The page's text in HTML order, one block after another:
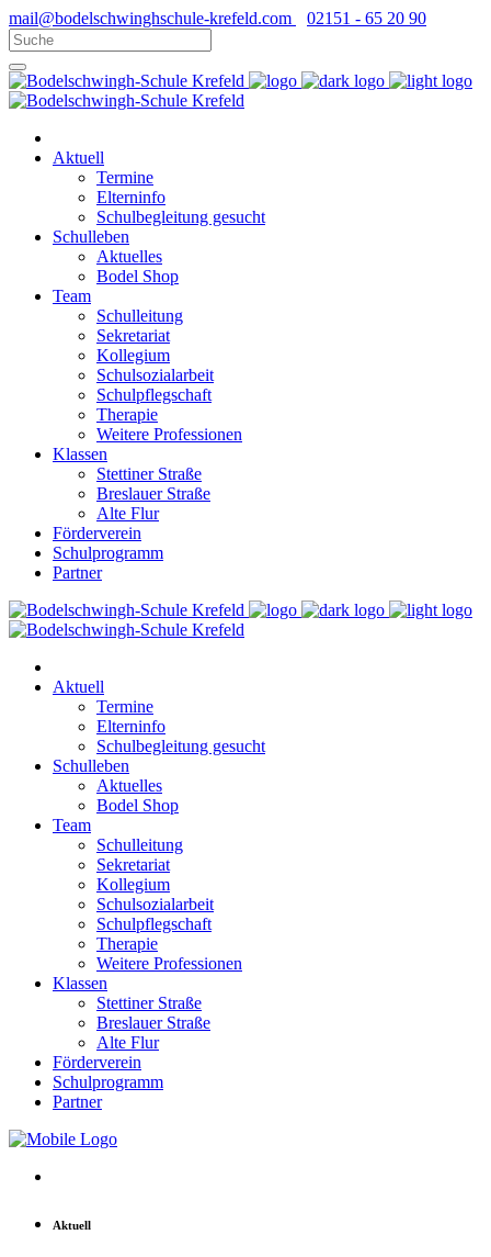
mail@bodelschwinghschule-krefeld.com 02151 - 65 20 90
Aktuell
Termine
Elterninfo
Schulbegleitung gesucht
Schulleben
Aktuelles
Bodel Shop
Team
Schulleitung
Sekretariat
Kollegium
Schulsozialarbeit
Schulpflegschaft
Therapie
Weitere Professionen
Klassen
Stettiner Straße
Breslauer Straße
Alte Flur
Förderverein
Schulprogramm
Partner
Aktuell
Termine
Elterninfo
Schulbegleitung gesucht
Schulleben
Aktuelles
Bodel Shop
Team
Schulleitung
Sekretariat
Kollegium
Schulsozialarbeit
Schulpflegschaft
Therapie
Weitere Professionen
Klassen
Stettiner Straße
Breslauer Straße
Alte Flur
Förderverein
Schulprogramm
Partner
Aktuell